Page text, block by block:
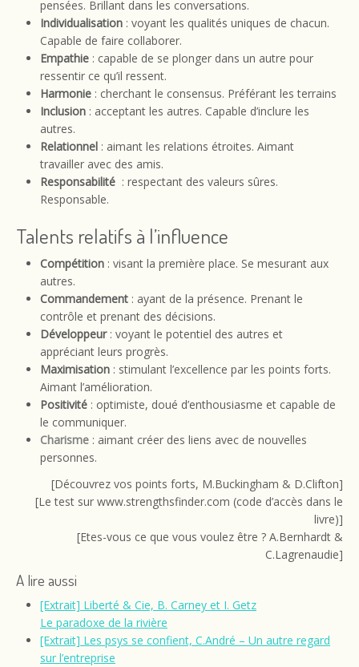
pensées. Brillant dans les conversations.
Individualisation : voyant les qualités uniques de chacun.
Capable de faire collaborer.
Empathie : capable de se plonger dans un autre pour
ressentir ce qu’il ressent.
Harmonie : cherchant le consensus. Préférant les terrains
Inclusion : acceptant les autres. Capable d’inclure les
autres.
Relationnel : aimant les relations étroites. Aimant
travailler avec des amis.
Responsabilité : respectant des valeurs sûres.
Responsable.
Talents relatifs à l’influence
Compétition : visant la première place. Se mesurant aux
autres.
Commandement : ayant de la présence. Prenant le
contrôle et prenant des décisions.
Développeur : voyant le potentiel des autres et
appréciant leurs progrès.
Maximisation : stimulant l’excellence par les points forts.
Aimant l’amélioration.
Positivité : optimiste, doué d’enthousiasme et capable de
le communiquer.
Charisme : aimant créer des liens avec de nouvelles
personnes.
[Découvrez vos points forts, M.Buckingham & D.Clifton]
[Le test sur www.strengthsfinder.com (code d’accès dans le
livre)]
[Etes-vous ce que vous voulez être ? A.Bernhardt &
C.Lagrenaudie]
A lire aussi
[Extrait] Liberté & Cie, B. Carney et I. Getz
Le paradoxe de la rivière
[Extrait] Les psys se confient, C.André – Un autre regard
sur l’entreprise